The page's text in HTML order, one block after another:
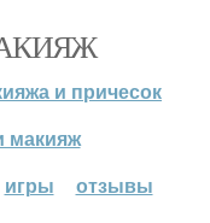
и причесок
макияж
игры отзывы